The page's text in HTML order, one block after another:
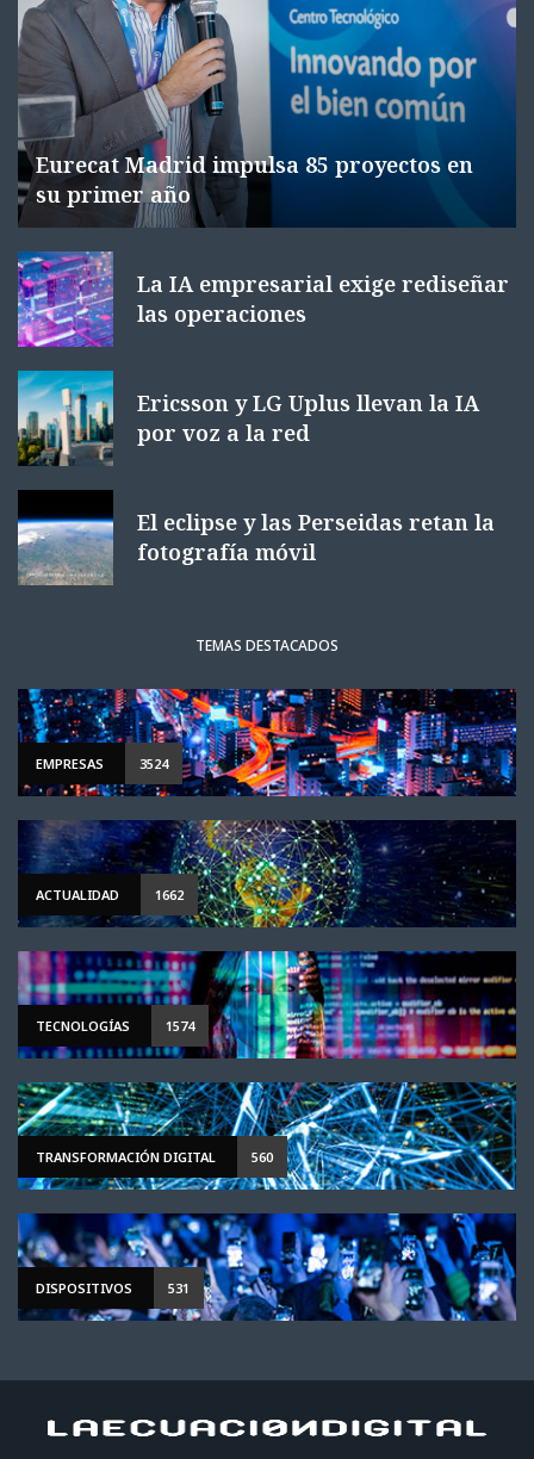
Eurecat Madrid impulsa 85 proyectos en
su primer año
La IA empresarial exige rediseñar
las operaciones
Ericsson y LG Uplus llevan la IA
por voz a la red
El eclipse y las Perseidas retan la
fotografía móvil
TEMAS DESTACADOS
EMPRESAS 3524
ACTUALIDAD 1662
TECNOLOGÍAS 1574
TRANSFORMACIÓN DIGITAL 560
DISPOSITIVOS 531